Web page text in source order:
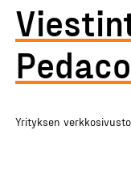
Yrityksen verkkosivusto